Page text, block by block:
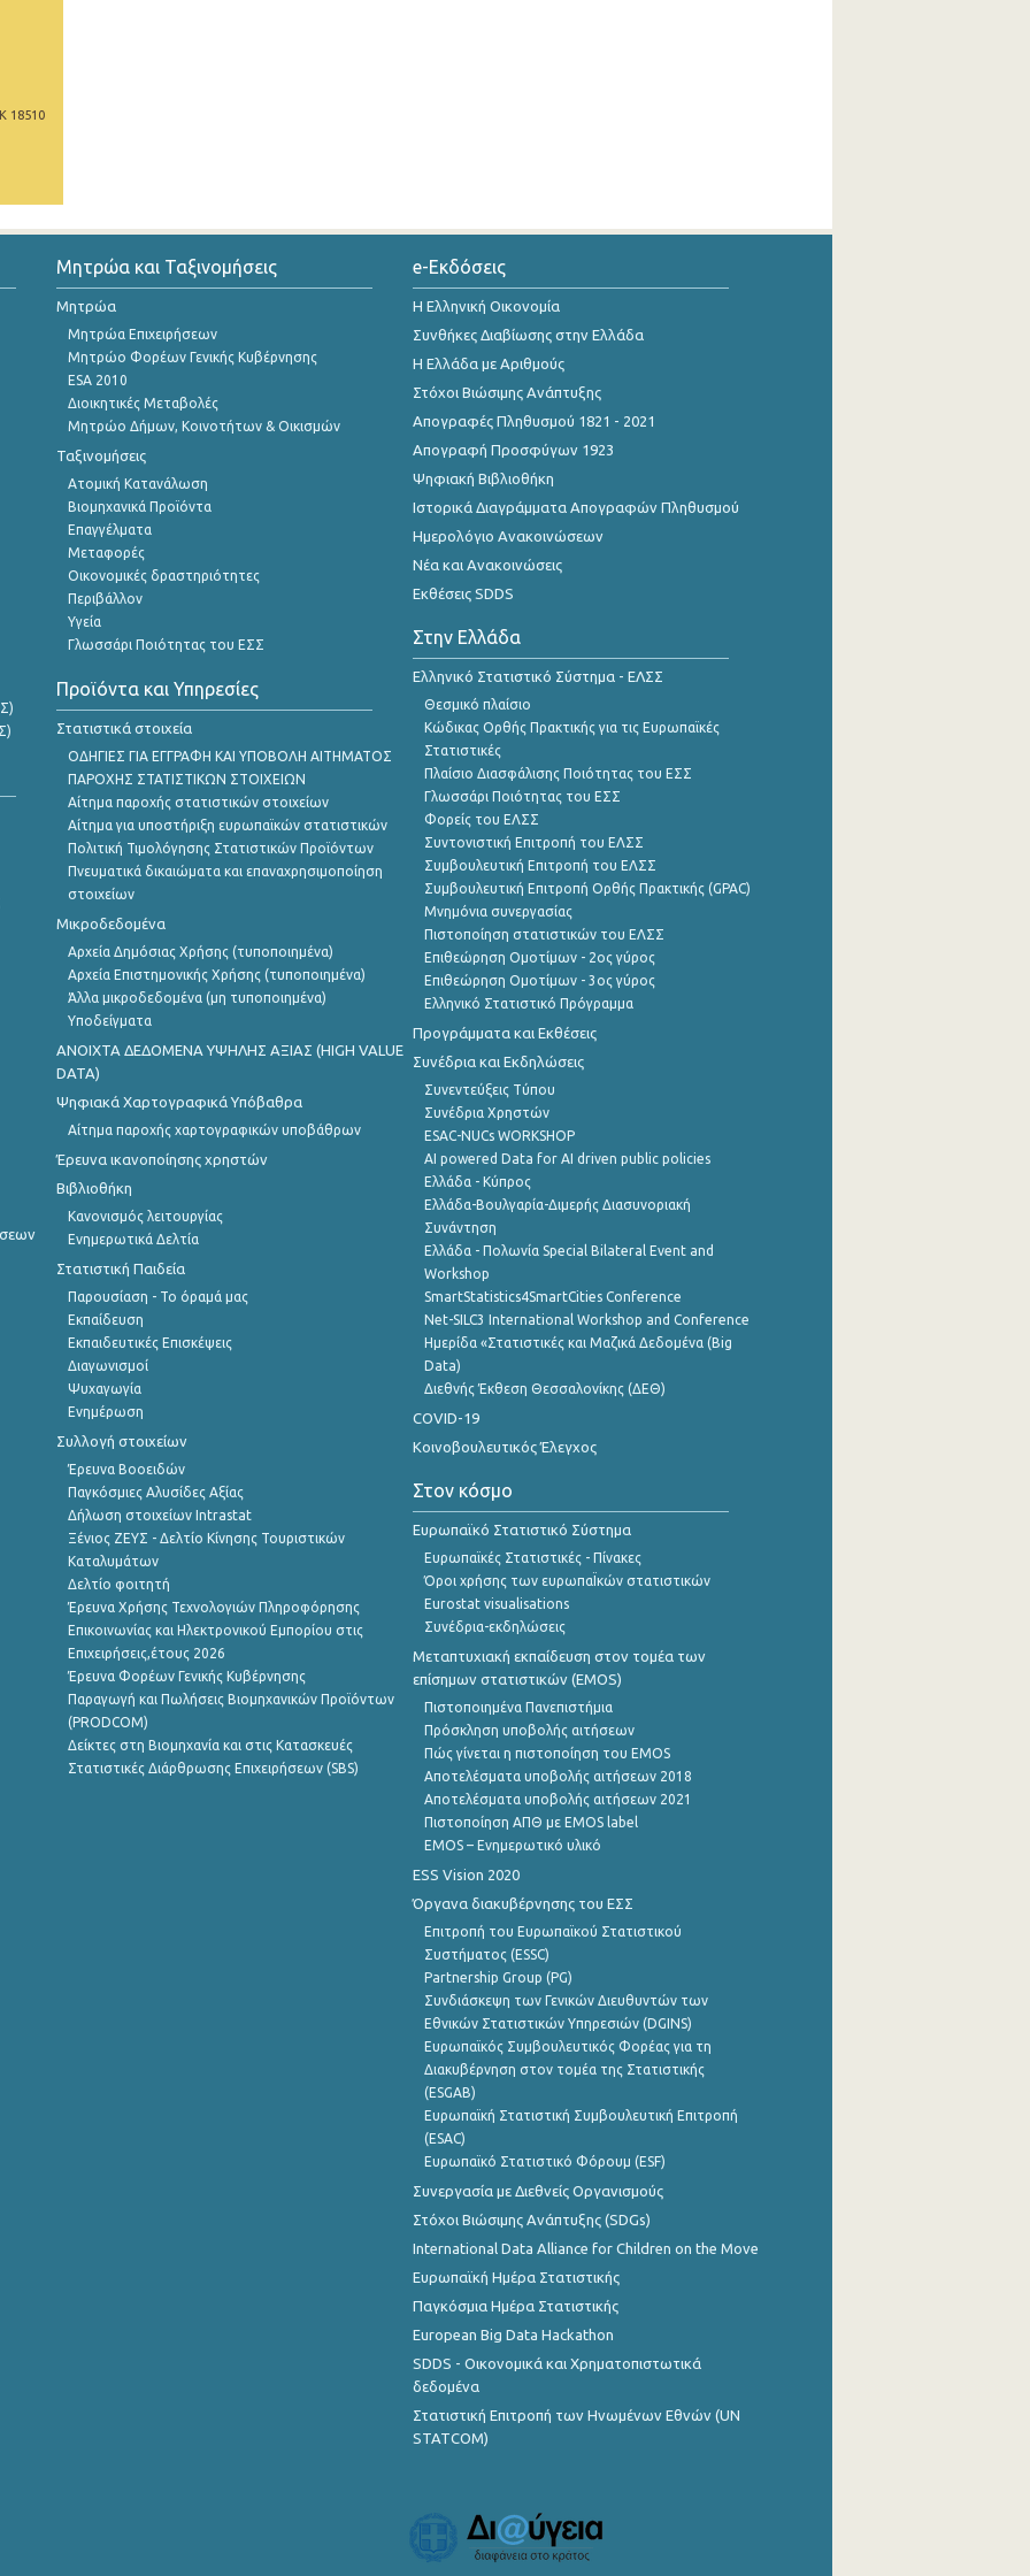
18510
Μητρώα και Ταξινομήσεις
Μητρώα
Μητρώα Επιχειρήσεων
Μητρώο Φορέων Γενικής Κυβέρνησης
ESA 2010
Διοικητικές Μεταβολές
Μητρώο Δήμων, Κοινοτήτων & Οικισμών
Ταξινομήσεις
Ατομική Κατανάλωση
Βιομηχανικά Προϊόντα
Επαγγέλματα
Μεταφορές
Οικονομικές δραστηριότητες
Περιβάλλον
Υγεία
Γλωσσάρι Ποιότητας του ΕΣΣ
Προϊόντα και Υπηρεσίες
Στατιστικά στοιχεία
ΟΔΗΓΙΕΣ ΓΙΑ ΕΓΓΡΑΦΗ ΚΑΙ ΥΠΟΒΟΛΗ ΑΙΤΗΜΑΤΟΣ
ΠΑΡΟΧΗΣ ΣΤΑΤΙΣΤΙΚΩΝ ΣΤΟΙΧΕΙΩΝ
Αίτημα παροχής στατιστικών στοιχείων
Αίτημα για υποστήριξη ευρωπαϊκών στατιστικών
Πολιτική Τιμολόγησης Στατιστικών Προϊόντων
Πνευματικά δικαιώματα και επαναχρησιμοποίηση
στοιχείων
Μικροδεδομένα
Αρχεία Δημόσιας Χρήσης (τυποποιημένα)
Αρχεία Επιστημονικής Χρήσης (τυποποιημένα)
Άλλα μικροδεδομένα (μη τυποποιημένα)
Υποδείγματα
ANOIXTA ΔΕΔΟΜΕΝΑ ΥΨΗΛΗΣ ΑΞΙΑΣ (HIGH VALUE
DATA)
Ψηφιακά Χαρτογραφικά Υπόβαθρα
Αίτημα παροχής χαρτογραφικών υποβάθρων
Έρευνα ικανοποίησης χρηστών
Βιβλιοθήκη
Κανονισμός λειτουργίας
Ενημερωτικά Δελτία
Στατιστική Παιδεία
Παρουσίαση - Το όραμά μας
Εκπαίδευση
Εκπαιδευτικές Επισκέψεις
Διαγωνισμοί
Ψυχαγωγία
Ενημέρωση
Συλλογή στοιχείων
Έρευνα Βοοειδών
Παγκόσμιες Αλυσίδες Αξίας
Δήλωση στοιχείων Intrastat
Ξένιος ΖΕΥΣ - Δελτίο Κίνησης Τουριστικών
Καταλυμάτων
Δελτίο φοιτητή
Έρευνα Χρήσης Τεχνολογιών Πληροφόρησης
Επικοινωνίας και Ηλεκτρονικού Εμπορίου στις
Επιχειρήσεις,έτους 2026
Έρευνα Φορέων Γενικής Κυβέρνησης
Παραγωγή και Πωλήσεις Βιομηχανικών Προϊόντων
(PRODCOM)
Δείκτες στη Βιομηχανία και στις Κατασκευές
Στατιστικές Διάρθρωσης Επιχειρήσεων (SBS)
e-Εκδόσεις
Η Ελληνική Οικονομία
Συνθήκες Διαβίωσης στην Ελλάδα
Η Ελλάδα με Αριθμούς
Στόχοι Βιώσιμης Ανάπτυξης
Απογραφές Πληθυσμού 1821 - 2021
Απογραφή Προσφύγων 1923
Ψηφιακή Βιβλιοθήκη
Ιστορικά Διαγράμματα Απογραφών Πληθυσμού
Ημερολόγιο Ανακοινώσεων
Νέα και Ανακοινώσεις
Εκθέσεις SDDS
Στην Ελλάδα
Ελληνικό Στατιστικό Σύστημα - ΕΛΣΣ
Θεσμικό πλαίσιο
Κώδικας Ορθής Πρακτικής για τις Ευρωπαϊκές
Στατιστικές
Πλαίσιο Διασφάλισης Ποιότητας του ΕΣΣ
Γλωσσάρι Ποιότητας του ΕΣΣ
Φορείς του ΕΛΣΣ
Συντονιστική Επιτροπή του ΕΛΣΣ
Συμβουλευτική Επιτροπή του ΕΛΣΣ
Συμβουλευτική Επιτροπή Ορθής Πρακτικής (GPAC)
Μνημόνια συνεργασίας
Πιστοποίηση στατιστικών του ΕΛΣΣ
Επιθεώρηση Ομοτίμων - 2ος γύρος
Επιθεώρηση Ομοτίμων - 3ος γύρος
Ελληνικό Στατιστικό Πρόγραμμα
Προγράμματα και Εκθέσεις
Συνέδρια και Εκδηλώσεις
Συνεντεύξεις Τύπου
Συνέδρια Χρηστών
ESAC-NUCs WORKSHOP
AI powered Data for AI driven public policies
Ελλάδα - Κύπρος
Ελλάδα-Βουλγαρία-Διμερής Διασυνοριακή
Συνάντηση
Ελλάδα - Πολωνία Special Bilateral Event and
Workshop
SmartStatistics4SmartCities Conference
Net-SILC3 International Workshop and Conference
Ημερίδα «Στατιστικές και Μαζικά Δεδομένα (Big
Data)
Διεθνής Έκθεση Θεσσαλονίκης (ΔΕΘ)
COVID-19
Κοινοβουλευτικός Έλεγχος
Στον κόσμο
Ευρωπαϊκό Στατιστικό Σύστημα
Ευρωπαϊκές Στατιστικές - Πίνακες
Όροι χρήσης των ευρωπαΪκών στατιστικών
Eurostat visualisations
Συνέδρια-εκδηλώσεις
Μεταπτυχιακή εκπαίδευση στον τομέα των
επίσημων στατιστικών (EMOS)
Πιστοποιημένα Πανεπιστήμια
Πρόσκληση υποβολής αιτήσεων
Πώς γίνεται η πιστοποίηση του EMOS
Αποτελέσματα υποβολής αιτήσεων 2018
Αποτελέσματα υποβολής αιτήσεων 2021
Πιστοποίηση ΑΠΘ με EMOS label
EMOS – Ενημερωτικό υλικό
ESS Vision 2020
Όργανα διακυβέρνησης του ΕΣΣ
Επιτροπή του Ευρωπαϊκού Στατιστικού
Συστήματος (ESSC)
Partnership Group (PG)
Συνδιάσκεψη των Γενικών Διευθυντών των
Εθνικών Στατιστικών Υπηρεσιών (DGINS)
Ευρωπαϊκός Συμβουλευτικός Φορέας για τη
Διακυβέρνηση στον τομέα της Στατιστικής
(ESGAB)
Ευρωπαϊκή Στατιστική Συμβουλευτική Επιτροπή
(ESAC)
Ευρωπαϊκό Στατιστικό Φόρουμ (ESF)
Συνεργασία με Διεθνείς Οργανισμούς
Στόχοι Βιώσιμης Ανάπτυξης (SDGs)
International Data Alliance for Children on the Move
Ευρωπαϊκή Ημέρα Στατιστικής
Παγκόσμια Ημέρα Στατιστικής
European Big Data Hackathon
SDDS - Οικονομικά και Χρηματοπιστωτικά
δεδομένα
Στατιστική Επιτροπή των Ηνωμένων Εθνών (UN
STATCOM)